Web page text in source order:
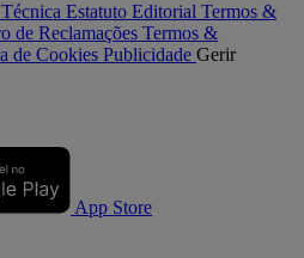
Estatuto Editorial Termos &
de Reclamações Termos &
de Cookies Publicidade Gerir
App Store